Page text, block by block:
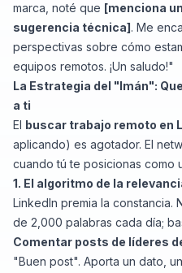
marca, noté que [menciona
sugerencia técnica]. Me
perspectivas sobre cómo
equipos remotos. ¡Un saludo!"
La Estrategia del "Imán":
a ti
El buscar trabajo remoto en
aplicando) es agotador. El
cuando tú te posicionas como
1. El algoritmo de la
LinkedIn premia la constancia.
de 2,000 palabras cada día;
Comentar posts de líderes
"Buen post". Aporta un dato,